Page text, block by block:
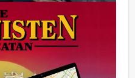
de gezelligste quiz van
gerust een unieke
en 'Dit was het